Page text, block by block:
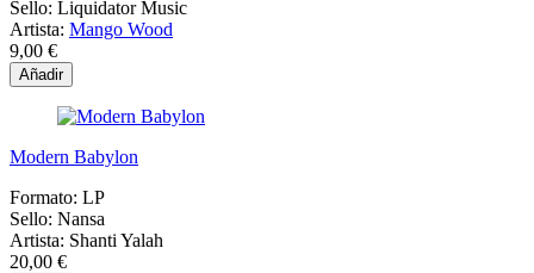
Sello: Liquidator Music
Artista: Mango Wood
9,00 €
Añadir
Modern Babylon
Formato: LP
Sello: Nansa
Artista: Shanti Yalah
20,00 €